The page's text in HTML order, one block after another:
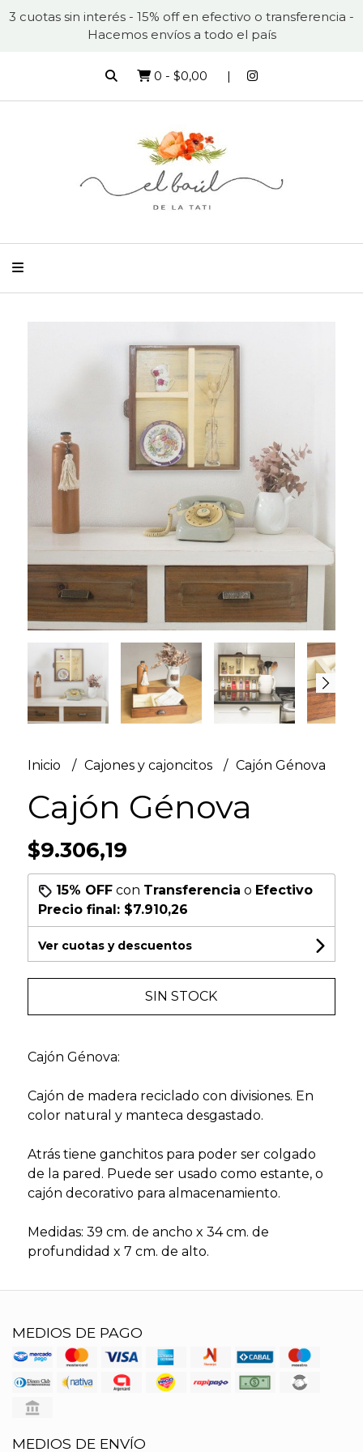
3 cuotas sin interés - 15% off en efectivo o transferencia -
Hacemos envíos a todo el país
0 - $0,00
Inicio Cajones y cajoncitos Cajón Génova
Cajón Génova
$9.306,19
15% OFFcon Transferencia o Efectivo
Precio final: $7.910,26
Ver cuotas y descuentos
SIN STOCK
Cajón Génova:
Cajón de madera reciclado con divisiones. En
color natural y manteca desgastado.
Atrás tiene ganchitos para poder ser colgado
de la pared. Puede ser usado como estante, o
cajón decorativo para almacenamiento.
Medidas: 39 cm. de ancho x 34 cm. de
profundidad x 7 cm. de alto.
MEDIOS DE PAGO
MEDIOS DE ENVÍO